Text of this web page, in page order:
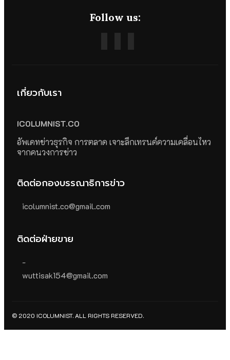
Follow us:
เกี่ยวกับเรา
ICOLUMNIST.CO
อัพเดทข่าวธุรกิจ การตลาด เจาะลึกเทรนด์ความเคลื่อนไหว
จากคนวงการข่าว
ติดต่อกองบรรณาธิการข่าว
icolumnist.co@gmail.com
ติดต่อฝ่ายขาย
-
wuttisak154@gmail.com
© 2020 ICOLUMNIST. ALL RIGHTS RESERVED.